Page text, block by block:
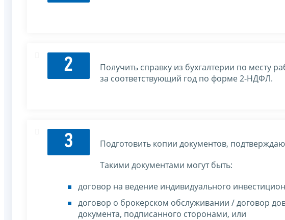
2
Получить справку из бухгалтерии по месту
за соответствующий год по форме 2-НДФЛ.
3
Подготовить копии документов,
Такими документами могут быть:
договор на ведение индивидуального
договор о брокерском обслуживании / договор
документа, подписанного сторонами, или